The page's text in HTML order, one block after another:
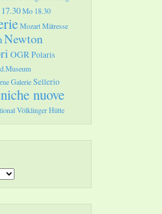
Mo 18.30
MozartMätresse
Newton
OGRPolaris
GalerieSellerio
nuove
Völklinger Hütte